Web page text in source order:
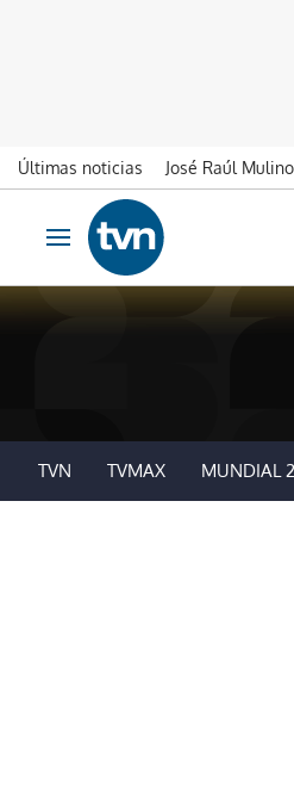
Últimas noticias José Raúl Mulino
Ir al contenido
Obrir navegació
TVN TVMAX MUNDIAL